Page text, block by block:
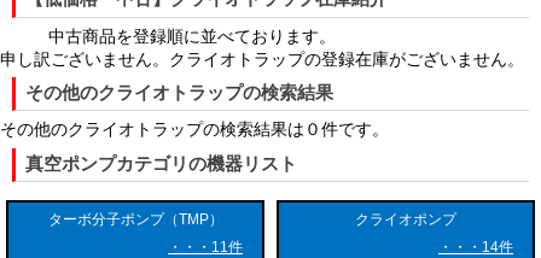
状態になった表面に気体分子が衝突すると、分子は運動エネルギーを失
い、相変化を起こして表面に付着します。
気体が液体や固体に変わることで気相中の分子数が劇的に減少するた
め、対象空間の圧力が下がり、強力な排気効果（クライオポンプ作用）
が生まれます。
また、分析用途のクライオトラップでは、一度極低温で捕集した成分
を、電気ヒーターなどで一気に急速加熱（サーマルデソープション）す
る機能を備えています。これにより、捕集したガスを瞬時に気化させて
中古商品を登録順に並べております。
申し訳ございません。クライオトラップの登録在庫がございません。
その他のクライオトラップの検索結果
その他のクライオトラップの検索結果は０件です。
真空ポンプカテゴリの機器リスト
ターボ分子ポンプ（TMP）
11件
クライオポンプ
14件